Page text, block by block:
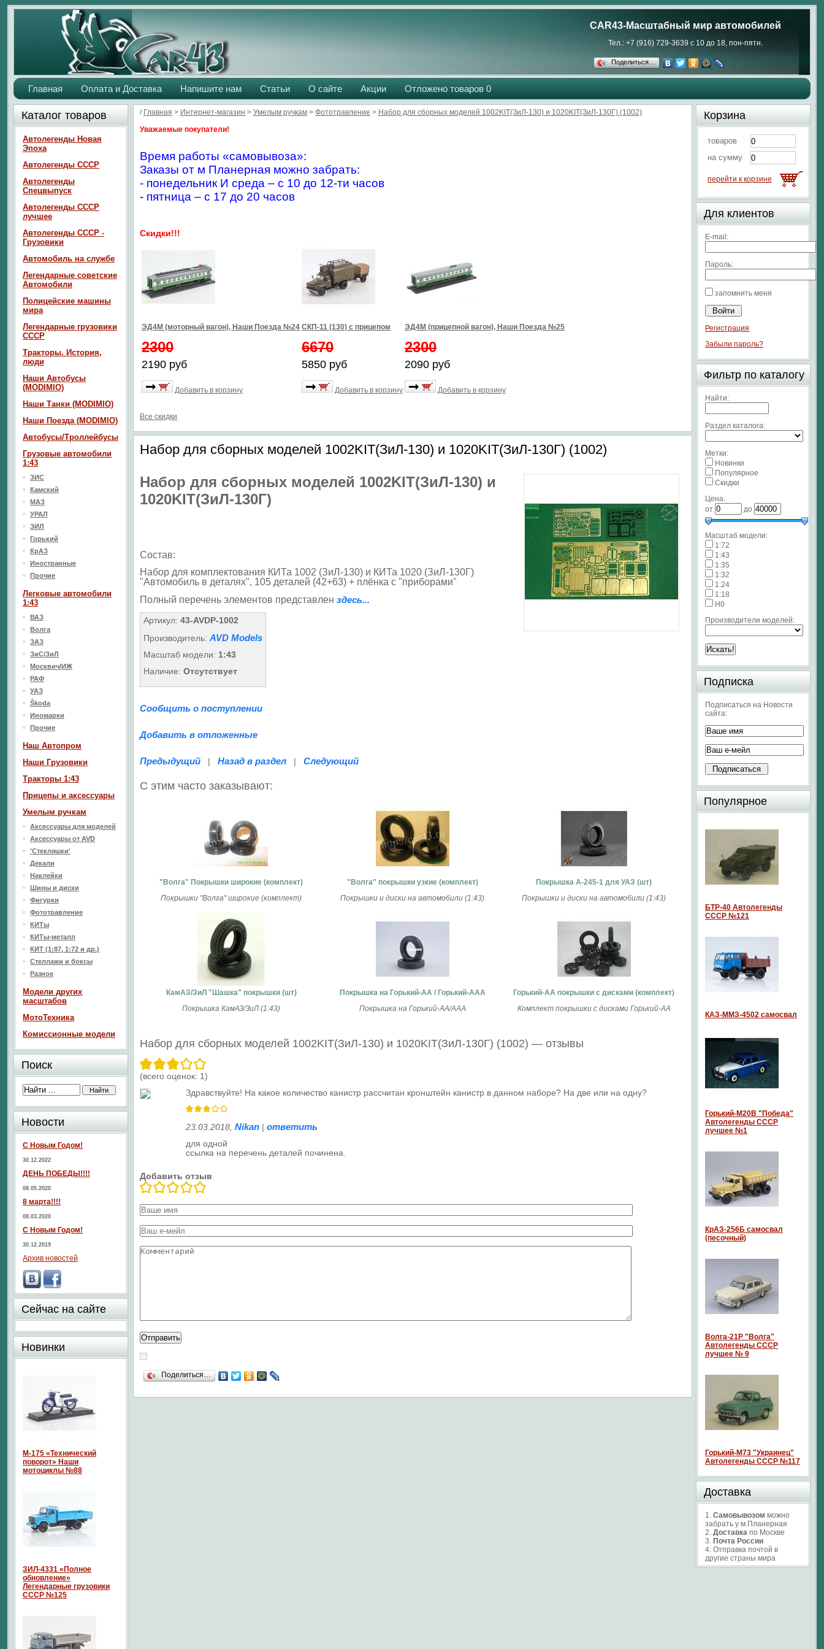
CAR43-Масштабный мир автомобилей
Тел.: +7 (916) 729-3639 с 10 до 18, пон-пятн.
Поделиться…
Главная Оплата и Доставка Напишите нам Статьи О сайте Акции Отложено товаров 0
/ Главная > Интернет-магазин > Умелым ручкам > Фототравление > Набор для сборных моделей 1002KIT(ЗиЛ-130) и 1020KIT(ЗиЛ-130Г) (1002)
Уважаемые покупатели!
Время работы «самовывоза»:
Заказы от м Планерная можно забрать:
- понедельник И среда – с 10 до 12-ти часов
- пятница – с 17 до 20 часов
Скидки!!!
ЭД4М (моторный вагон), Наши Поезда №24
2300
2190 руб
Добавить в корзину
СКП-11 (130) с прицепом
6670
5850 руб
Добавить в корзину
ЭД4М (прицепной вагон), Наши Поезда №25
2300
2090 руб
Добавить в корзину
Все скидки
Набор для сборных моделей 1002KIT(ЗиЛ-130) и 1020KIT(ЗиЛ-130Г) (1002)
Набор для сборных моделей 1002KIT(ЗиЛ-130) и
1020KIT(ЗиЛ-130Г)
Состав:
Набор для комплектования КИТа 1002 (ЗиЛ-130) и КИТа 1020 (ЗиЛ-130Г)
"Автомобиль в деталях", 105 деталей (42+63) + плёнка с "приборами"
Полный перечень элементов представлен здесь...
Артикул: 43-AVDP-1002
Производитель: AVD Models
Масштаб модели: 1:43
Наличие: Отсутствует
Сообщить о поступлении
Добавить в отложенные
Предыдущий | Назад в раздел | Следующий
С этим часто заказывают:
"Волга" Покрышки широкие (комплект)
Покрышки "Волга" широкие (комплект)
"Волга" покрышки узкие (комплект)
Покрышки и диски на автомобили (1:43)
Покрышка A-245-1 для УАЗ (шт)
Покрышки и диски на автомобили (1:43)
КамАЗ/ЗиЛ "Шашка" покрышки (шт)
Покрышка КамАЗ/ЗиЛ (1:43)
Покрышка на Горький-АА / Горький-ААА
Покрышка на Горький-АА/ААА
Горький-АА покрышки с дисками (комплект)
Комплект покрышки с дисками Горький-АА
Набор для сборных моделей 1002KIT(ЗиЛ-130) и 1020KIT(ЗиЛ-130Г) (1002) — отзывы
(всего оценок: 1)
Здравствуйте! На какое количество канистр рассчитан кронштейн канистр в данном наборе? На две или на одну?
23.03.2018 Nikan | ответить
для одной
ссылка на перечень деталей починена.
Добавить отзыв
Поделиться…
Каталог товаров
Автолегенды Новая
Эпоха
Автолегенды СССР
Автолегенды
Спецвыпуск
Автолегенды СССР
лучшее
Автолегенды СССР -
Грузовики
Автомобиль на службе
Легендарные советские
Автомобили
Полицейские машины
мира
Легендарные грузовики
СССР
Тракторы. История,
люди
Наши Автобусы
(MODIMIO)
Наши Танки (MODIMIO)
Наши Поезда (MODIMIO)
Автобусы/Троллейбусы
Грузовые автомобили
1:43
ЗИС
Камский
МАЗ
УРАЛ
ЗИЛ
Горький
КрАЗ
Иностранные
Прочие
Легковые автомобили
1:43
ВАЗ
Волга
ЗАЗ
ЗиС/ЗиЛ
Москвич/ИЖ
РАФ
УАЗ
Škoda
Иномарки
Прочие
Наш Aвтопром
Наши Грузовики
Тракторы 1:43
Прицепы и аксессуары
Умелым ручкам
Аксессуары для моделей
Аксессуары от AVD
'Стекляшки'
Декали
Наклейки
Шины и диски
Фигурки
Фототравление
КИТы
КИТы-металл
КИТ (1:87, 1:72 и др.)
Стеллажи и боксы
Разное
Модели других
масштабов
МотоТехника
Комиссионные модели
Поиск
Новости
С Новым Годом!
30.12.2022
ДЕНЬ ПОБЕДЫ!!!!
08.05.2020
8 марта!!!!
08.03.2020
С Новым Годом!
30.12.2019
Архив новостей
Сейчас на сайте
Новинки
М-175 «Технический
поворот» Наши
мотоциклы №88
ЗИЛ-4331 «Полное
обновление»
Легендарные грузовики
СССР №125
Корзина
товаров
на сумму
перейти к корзине
Для клиентов
E-mail:
Пароль:
запомнить меня
Регистрация
Забыли пароль?
Фильтр по каталогу
Найти:
Раздел каталога:
Метки:
Новинки
Популярное
Скидки
Цена:
от
до
Масштаб модели:
1:72
1:43
1:35
1:32
1:24
1:18
H0
Производители моделей:
Подписка
Подписаться на Новости
сайта:
Популярное
БТР-40 Автолегенды
СССР №121
КАЗ-ММЗ-4502 самосвал
Горький-М20В "Победа"
Автолегенды СССР
лучшее №1
КрАЗ-256Б самосвал
(песочный)
Волга-21P "Волга"
Автолегенды СССР
лучшее № 9
Горький-М73 "Украинец"
Автолегенды СССР №117
Доставка
1. Самовывозом можно
забрать у м.Планерная
2. Доставка по Москве
3. Почта России
4. Отправка почтой в
другие страны мира